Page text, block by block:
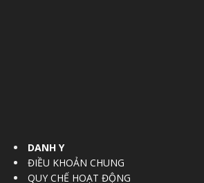
DANH Y
ĐIỀU KHOẢN CHUNG
QUY CHẾ HOẠT ĐỘNG